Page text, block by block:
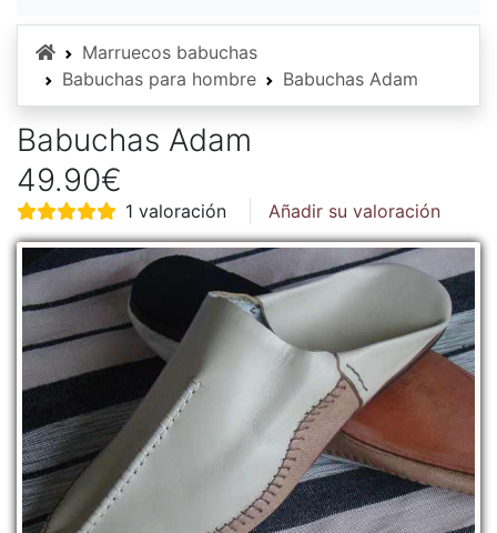
InicioMarruecos babuchas
Babuchas para hombre
Babuchas Adam
Babuchas Adam
49.90€
1 valoración Añadir su valoración